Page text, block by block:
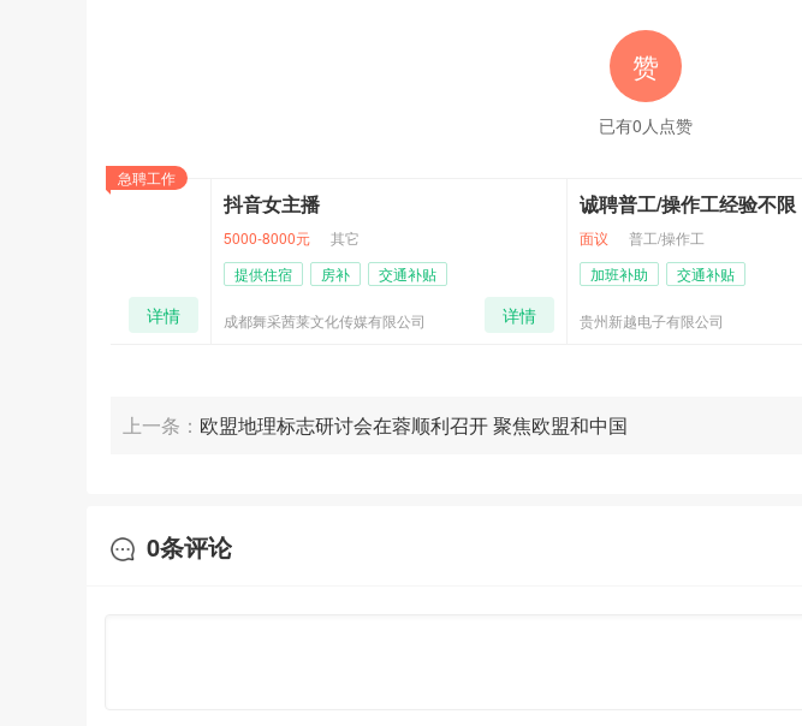
赞
已有0人点赞
急聘工作
抖音女主播
其它
详情
房补 交通补贴
成都舞采茜莱文化传媒有限公司
诚聘普工/操作工经验不限
普工/操作工
交通补贴
贵州新越电子有限公司
上一条： 欧盟地理标志研讨会在蓉顺利召开 聚焦欧盟和中国
0条评论